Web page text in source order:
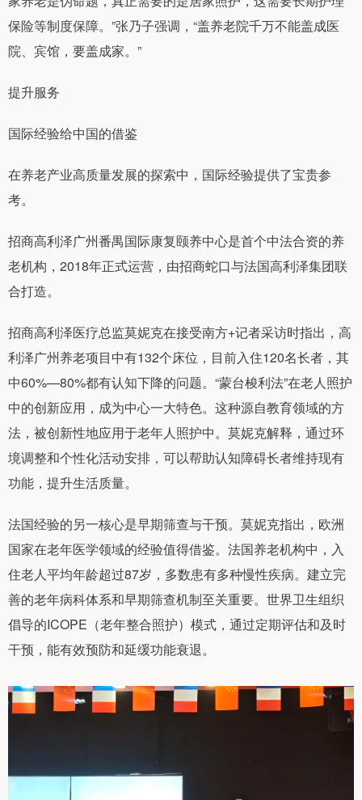
保险等制度保障。”张乃子强调，“盖养老院千万不能盖成医
院、宾馆，要盖成家。”
提升服务
国际经验给中国的借鉴
在养老产业高质量发展的探索中，国际经验提供了宝贵参
考。
招商高利泽广州番禺国际康复颐养中心是首个中法合资的养
老机构，2018年正式运营，由招商蛇口与法国高利泽集团联
合打造。
招商高利泽医疗总监莫妮克在接受南方+记者采访时指出，高
利泽广州养老项目中有132个床位，目前入住120名长者，其
中60%—80%都有认知下降的问题。“蒙台梭利法”在老人照护
中的创新应用，成为中心一大特色。这种源自教育领域的方
法，被创新性地应用于老年人照护中。莫妮克解释，通过环
境调整和个性化活动安排，可以帮助认知障碍长者维持现有
功能，提升生活质量。
法国经验的另一核心是早期筛查与干预。莫妮克指出，欧洲
国家在老年医学领域的经验值得借鉴。法国养老机构中，入
住老人平均年龄超过87岁，多数患有多种慢性疾病。建立完
善的老年病科体系和早期筛查机制至关重要。世界卫生组织
倡导的ICOPE（老年整合照护）模式，通过定期评估和及时
干预，能有效预防和延缓功能衰退。